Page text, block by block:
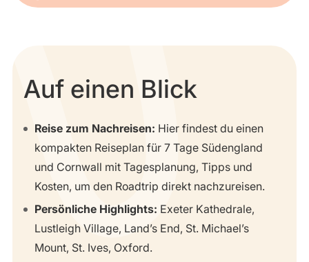
Auf einen Blick
Reise zum Nachreisen: Hier findest du einen
kompakten Reiseplan für 7 Tage Südengland
und Cornwall mit Tagesplanung, Tipps und
Kosten, um den Roadtrip direkt nachzureisen.
Persönliche Highlights: Exeter Kathedrale,
Lustleigh Village, Land’s End, St. Michael’s
Mount, St. Ives, Oxford.